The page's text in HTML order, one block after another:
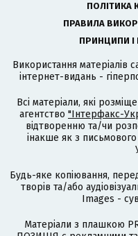
ПОЛІТИКА
ПРАВИЛА
ПРИНЦИПИ
Використання матеріалів
інтернет-видань -
Всі матеріали, які
агентство "Інтерфакс-
відтворенню та/чи
інакше як з
Будь-яке копіювання,
творів та/або
Images -
Матеріали з плашкою